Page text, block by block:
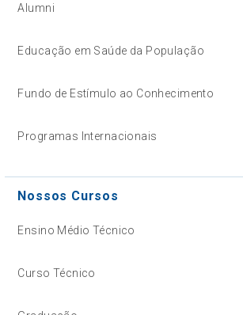
Alumni
Educação em Saúde da População
Fundo de Estímulo ao Conhecimento
Programas Internacionais
Nossos Cursos
Ensino Médio Técnico
Curso Técnico